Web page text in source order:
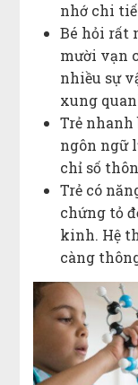
nhớ chi
Bé hỏi rất
mười vạn
nhiều sự
xung
Trẻ
ngôn ngữ
chỉ số
Trẻ có
chứng tỏ
kinh. Hệ
càng